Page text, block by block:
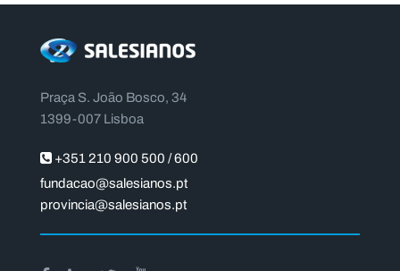
Praça S. João Bosco, 34
1399-007 Lisboa
+351 210 900 500 / 600
fundacao@salesianos.pt
provincia@salesianos.pt